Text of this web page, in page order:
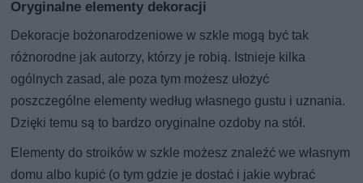
Oryginalne elementy dekoracji
Dekoracje bożonarodzeniowe w szkle mogą być tak
różnorodne jak autorzy, którzy je robią. Istnieje kilka
ogólnych zasad, ale poza tym możesz ułożyć
poszczególne elementy według własnego gustu i uznania.
Dzięki temu są to bardzo oryginalne ozdoby na stół.
Elementy do stroików w szkle możesz znaleźć we własnym
domu albo kupić (o tym gdzie je dostać i jakie wybrać